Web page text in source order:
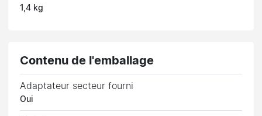
1,4 kg
Contenu de l'emballage
Adaptateur secteur fourni
Oui